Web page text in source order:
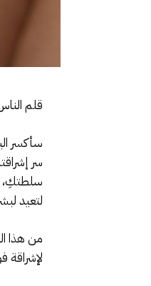
قلم
سأكسر
سر
سلطتكِ،
لتعيد
من هذا
لإشراقة